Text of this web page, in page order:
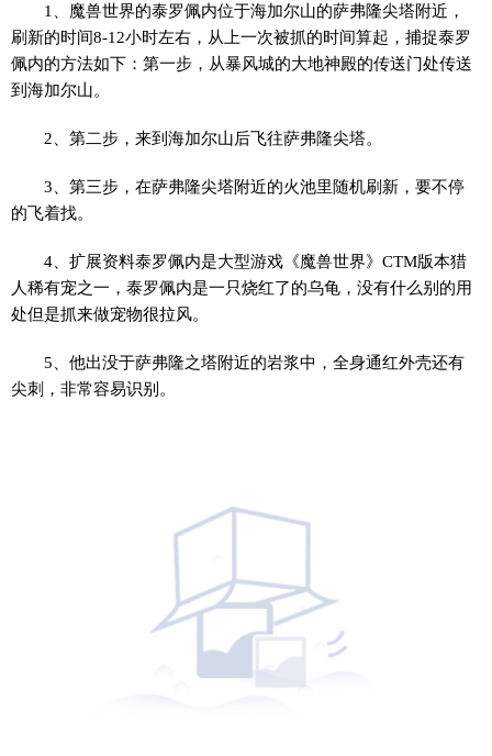
1、魔兽世界的泰罗佩内位于海加尔山的萨弗隆尖塔附近，
刷新的时间8-12小时左右，从上一次被抓的时间算起，捕捉泰罗
佩内的方法如下：第一步，从暴风城的大地神殿的传送门处传送
到海加尔山。
2、第二步，来到海加尔山后飞往萨弗隆尖塔。
3、第三步，在萨弗隆尖塔附近的火池里随机刷新，要不停
的飞着找。
4、扩展资料泰罗佩内是大型游戏《魔兽世界》CTM版本猎
人稀有宠之一，泰罗佩内是一只烧红了的乌龟，没有什么别的用
处但是抓来做宠物很拉风。
5、他出没于萨弗隆之塔附近的岩浆中，全身通红外壳还有
尖刺，非常容易识别。